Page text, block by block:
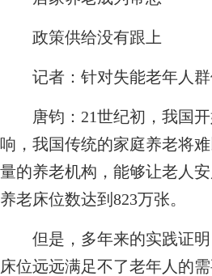
政策供给没有跟上
记者： 针对失能老年人
唐钧： 21世纪初，我国
响，我国传统的家庭养老将
量的养老机构，能够让老人
养老床位数达到823万张。
但是，多年来的实践证明
床位远远满足不了老年人的